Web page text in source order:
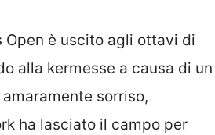
Open è uscito agli ottavi di
alla kermesse a causa di un
sorriso,
ha lasciato il campo per